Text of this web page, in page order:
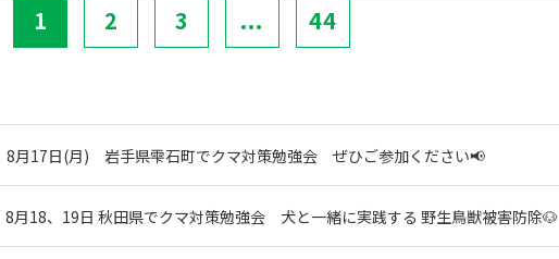
1 2 3 ... 44
8月17日(月) 岩手県雫石町でクマ対策勉強会 ぜひご参加ください📢
8月18、19日 秋田県でクマ対策勉強会 犬と一緒に実践する 野生鳥獣被害防除🐶